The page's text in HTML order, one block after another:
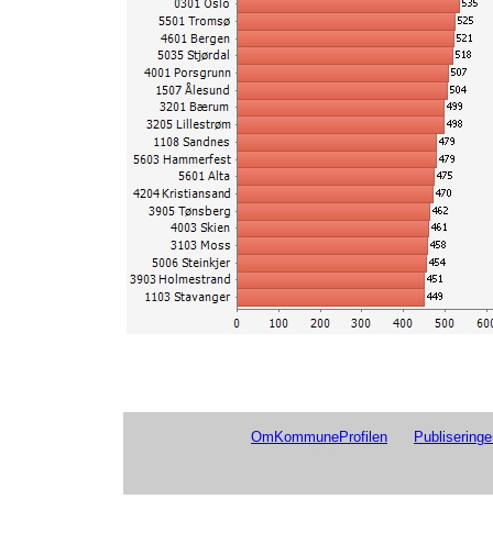
5007 Namsos
2024
1106 Haugesund
2024
3907 Sandefjord
2024
3901 Horten
2024
3420 Elverum
2024
1506 Molde
2024
3105 Sarpsborg
2024
4203 Arendal
2024
4202 Grimstad
2024
3107 Fredrikstad
2024
3405 Lillehammer
2024
3407 Gjøvik
2024
3101 Halden
2024
3303 Kongsberg
2024
4205 Lindesnes
2024
2024
2024
5607 Vadsø
2024
OmKommuneProfilen